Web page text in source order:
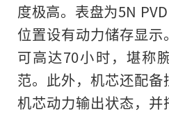
度极高。表盘为5N
位置设有动力储存显
可高达70小时，堪称
范。此外，机芯还配
机芯动力输出状态，